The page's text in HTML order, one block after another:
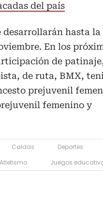
del país
desarrollarán hasta
En los
de
de ruta, BMX,
prejuvenil
femenino y
Caldas Deportes
Atletismo Juegos